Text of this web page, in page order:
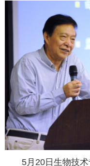
5月20日生物技术